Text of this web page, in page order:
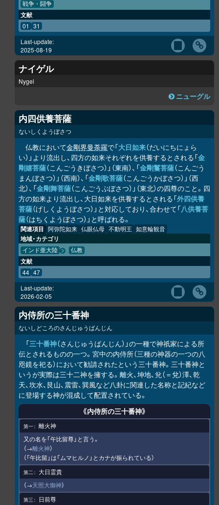
戦争・闘争
文献
01 31
Last-update:
2025-08-19
ナイゲル
Nygel
ニューグル
内四供養菩薩
ないしくようぼさつ
仏教において金剛界曼荼羅で「大日如来（だいにちにょら
い）」より流出し、四方の如来それぞれを供養するとされる「金
剛嬉菩薩（こんごうきぼさつ）」（東南）、「金剛鬘菩薩（こんごう
まんぼさつ）」（西南）、「金剛歌菩薩（こんごうかぼさつ）」（西
北）、「金剛舞菩薩（こんごうぶぼさつ）」（東北）の四尊のこと。四
方の如来より流出し、大日如来を供養するとされる「外四供養
菩薩（げしくようぼさつ）」と対応しており、合わせて「八供養菩
薩（はちくようぼさつ）」と呼ばれる。
関連項目 阿弥陀如来 仏眼仏母 不動明王 如意輪観音
地域・カテゴリ
インド亜大陸 仏教
文献
44 47
Last-update:
2026-02-05
内侍所の三十番神
ないしどころのさんじゅうばんじん
「三十番神（さんじゅうばんじん）」の一種で神祇家による所
伝とされるものの一つ。宮中の内侍所（三種の神器の一つの八
咫鏡を祀る）において勧請されたという三十番神。三十番神と
いうが実際は三十二神を擁する。離火、坤地、兊（＝兌）澤、乾
天、坎水、艮山、震雷、巽風など八卦に関連した名称と記紀など
に登場する神が混成して配置されている。
《内侍所の三十番神》
離火神
又の名を「午比留尊」と言う。
（→離火神）
（「午比留」は「ムマヒルノ」とカナが振られている）
大日霊貴
（→天照大御神）
日前尊